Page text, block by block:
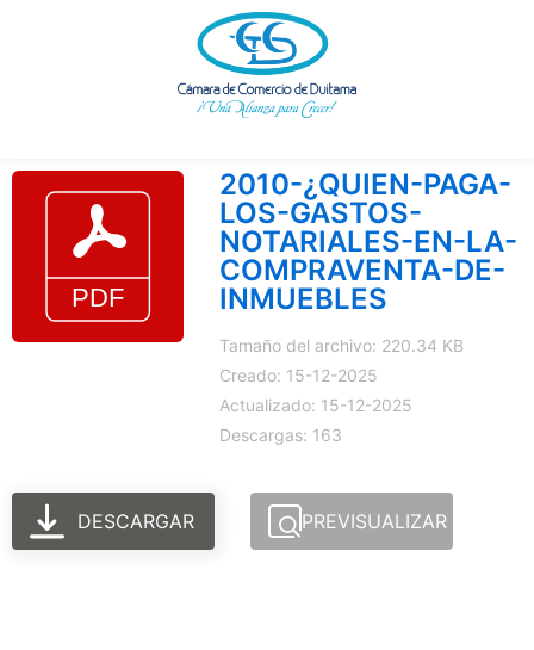
2010-¿QUIEN-PAGA-
LOS-GASTOS-
NOTARIALES-EN-LA-
COMPRAVENTA-DE-
INMUEBLES
Tamaño del archivo: 220.34 KB
Creado: 15-12-2025
Actualizado: 15-12-2025
Descargas: 163
DESCARGAR PREVISUALIZAR